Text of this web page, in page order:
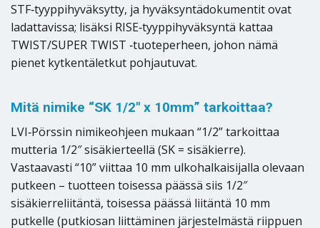
STF‑tyyppihyväksytty, ja hyväksyntädokumentit ovat
ladattavissa; lisäksi RISE‑tyyppihyväksyntä kattaa
TWIST/SUPER TWIST ‑tuoteperheen, johon nämä
pienet kytkentäletkut pohjautuvat.
Mitä nimike “SK 1/2″ x 10mm” tarkoittaa?
LVI‑Pörssin nimikeohjeen mukaan “1/2” tarkoittaa
mutteria 1/2″ sisäkierteellä (SK = sisäkierre).
Vastaavasti “10” viittaa 10 mm ulkohalkaisijalla olevaan
putkeen – tuotteen toisessa päässä siis 1/2″
sisäkierreliitäntä, toisessa päässä liitäntä 10 mm
putkelle (putkiosan liittäminen järjestelmästä riippuen